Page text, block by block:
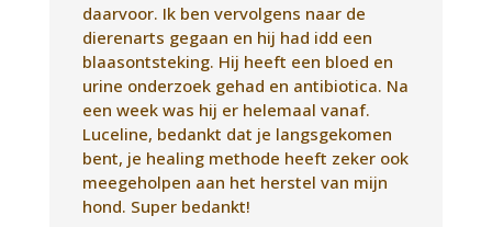
Wernher
Healing Touch For
Animals